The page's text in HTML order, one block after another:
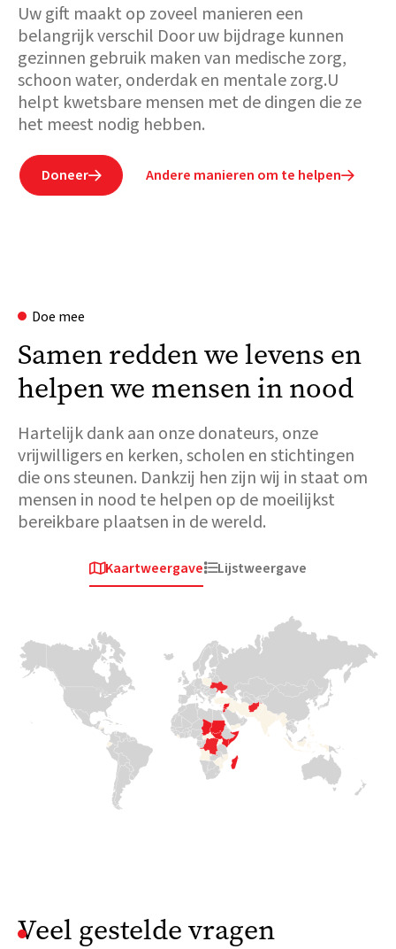
Uw gift maakt op zoveel manieren een
belangrijk verschil Door uw bijdrage kunnen
gezinnen gebruik maken van medische zorg,
schoon water, onderdak en mentale zorg.U
helpt kwetsbare mensen met de dingen die ze
het meest nodig hebben.
Doneer Andere manieren om te helpen
Doe mee
Samen redden we levens en
helpen we mensen in nood
Hartelijk dank aan onze donateurs, onze
vrijwilligers en kerken, scholen en stichtingen
die ons steunen. Dankzij hen zijn wij in staat om
mensen in nood te helpen op de moeilijkst
bereikbare plaatsen in de wereld.
Deze massale
toestroom legt
een enorme druk
op de toch al
overbelaste
hulpbronnen.
Met beperkte
vluchtelingen is
essentiële WASH-
en voedingshulp
Europa en
Toen in 2022 het
geweld begon en
miljoenen gezinnen
moesten vluchten,
was Medair er
binnen enkele
dagen om hen te
helpen met
praktische en
broodnodige
In april 2023
gevechten uit
rond de
hoofdstad
Khartoem. Meer
dan 4 miljoen
mensen
ontvluchtten hun
huizen. Nu
bevindt Soedan
zich opnieuw in
een humanitaire
KaartweergaveLijstweergave
Veel gestelde vragen